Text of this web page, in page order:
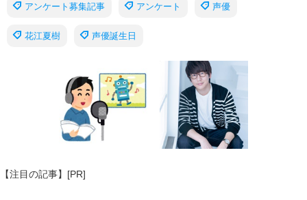
アンケート募集記事 アンケート 声優
花江夏樹 声優誕生日
【注目の記事】[PR]